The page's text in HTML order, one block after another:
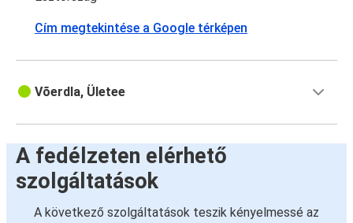
Cím megtekintése a Google térképen
Võerdla, Ületee
A fedélzeten elérhető
szolgáltatások
A következő szolgáltatások teszik kényelmessé az